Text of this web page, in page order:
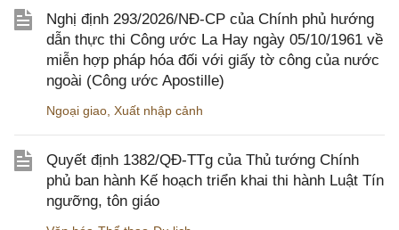
Nghị định 293/2026/NĐ-CP của Chính phủ hướng
dẫn thực thi Công ước La Hay ngày 05/10/1961 về
miễn hợp pháp hóa đối với giấy tờ công của nước
ngoài (Công ước Apostille)
Ngoại giao Xuất nhập cảnh
Quyết định 1382/QĐ-TTg của Thủ tướng Chính
phủ ban hành Kế hoạch triển khai thi hành Luật Tín
ngưỡng, tôn giáo